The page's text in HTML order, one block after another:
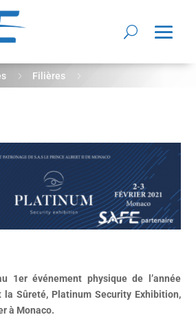
5 Filières
1er événement physique de l’année
Sûreté, Platinum Security Exhibition,
à Monaco.